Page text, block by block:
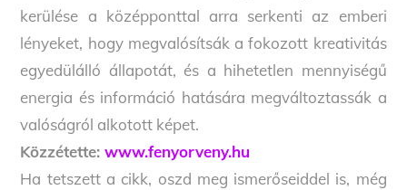
kerülése a középponttal arra serkenti az emberi
lényeket, hogy megvalósítsák a fokozott kreativitás
egyedülálló állapotát, és a hihetetlen mennyiségű
energia és információ hatására megváltoztassák a
valóságról alkotott képet.
Közzétette:www.fenyorveny.hu
Ha tetszett a cikk, oszd meg ismerőseiddel is, még